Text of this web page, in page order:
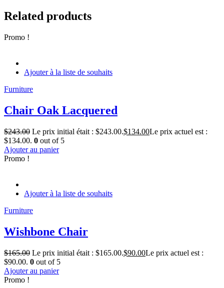
Related products
Promo !
Ajouter à la liste de souhaits
Furniture
Chair Oak Lacquered
$243.00 Le prix initial était : $243.00.$134.00Le prix actuel est :
$134.00. 0 out of 5
Ajouter au panier
Promo !
Ajouter à la liste de souhaits
Furniture
Wishbone Chair
$165.00 Le prix initial était : $165.00.$90.00Le prix actuel est :
$90.00. 0 out of 5
Ajouter au panier
Promo !